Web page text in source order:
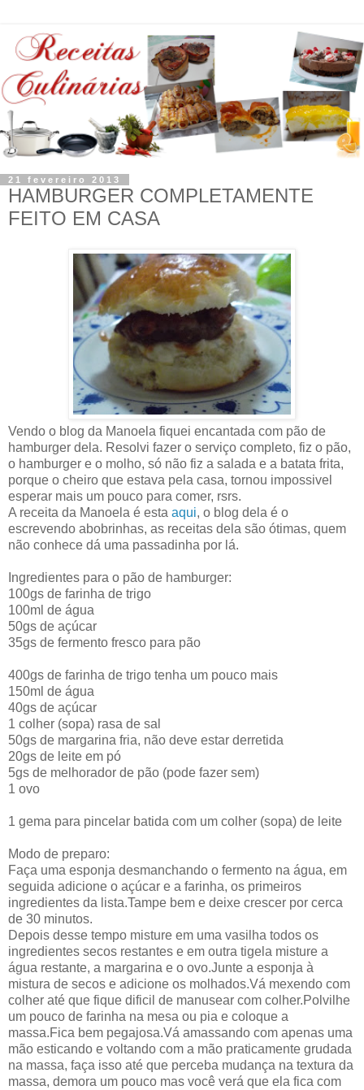
21 fevereiro 2013
HAMBURGER COMPLETAMENTE
FEITO EM CASA
Vendo o blog da Manoela fiquei encantada com pão de
hamburger dela. Resolvi fazer o serviço completo, fiz o pão,
o hamburger e o molho, só não fiz a salada e a batata frita,
porque o cheiro que estava pela casa, tornou impossivel
esperar mais um pouco para comer, rsrs.
A receita da Manoela é esta aqui, o blog dela é o
escrevendo abobrinhas, as receitas dela são ótimas, quem
não conhece dá uma passadinha por lá.
Ingredientes para o pão de hamburger:
100gs de farinha de trigo
100ml de água
50gs de açúcar
35gs de fermento fresco para pão
400gs de farinha de trigo tenha um pouco mais
150ml de água
40gs de açúcar
1 colher (sopa) rasa de sal
50gs de margarina fria, não deve estar derretida
20gs de leite em pó
5gs de melhorador de pão (pode fazer sem)
1 ovo
1 gema para pincelar batida com um colher (sopa) de leite
Modo de preparo:
Faça uma esponja desmanchando o fermento na água, em
seguida adicione o açúcar e a farinha, os primeiros
ingredientes da lista.Tampe bem e deixe crescer por cerca
de 30 minutos.
Depois desse tempo misture em uma vasilha todos os
ingredientes secos restantes e em outra tigela misture a
água restante, a margarina e o ovo.Junte a esponja à
mistura de secos e adicione os molhados.Vá mexendo com
colher até que fique dificil de manusear com colher.Polvilhe
um pouco de farinha na mesa ou pia e coloque a
massa.Fica bem pegajosa.Vá amassando com apenas uma
mão esticando e voltando com a mão praticamente grudada
na massa, faça isso até que perceba mudança na textura da
massa, demora um pouco mas você verá que ela fica com